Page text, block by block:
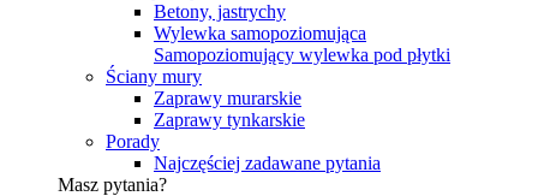
Betony, jastrychy
Wylewka samopoziomująca
Samopoziomujący wylewka pod płytki
Ściany mury
Zaprawy murarskie
Zaprawy tynkarskie
Porady
Najczęściej zadawane pytania
Masz pytania?